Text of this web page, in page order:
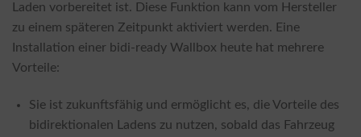
Laden vorbereitet ist. Diese Funktion kann vom Hersteller
zu einem späteren Zeitpunkt aktiviert werden. Eine
Installation einer bidi-ready Wallbox heute hat mehrere
Vorteile:
Sie ist zukunftsfähig und ermöglicht es, die Vorteile des
bidirektionalen Ladens zu nutzen, sobald das Fahrzeug